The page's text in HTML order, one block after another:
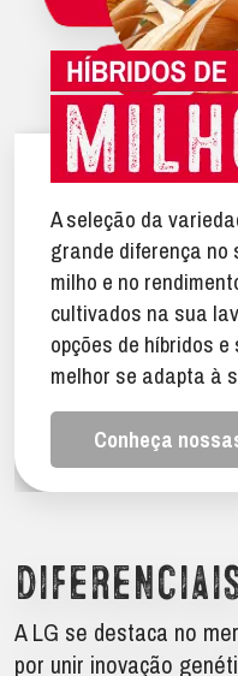
A seleção da
grande diferença no
milho e no
cultivados na sua
opções de híbridos
melhor se adapta à
Conheça
A LG se destaca no
por unir inovação